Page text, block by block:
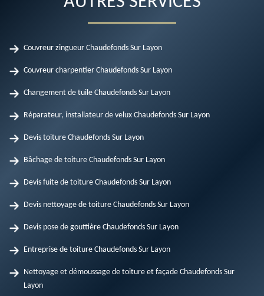
Couvreur zingueur Chaudefonds Sur Layon
Couvreur charpentier Chaudefonds Sur Layon
Changement de tuile Chaudefonds Sur Layon
Réparateur, installateur de velux Chaudefonds Sur Layon
Devis toiture Chaudefonds Sur Layon
Bâchage de toiture Chaudefonds Sur Layon
Devis fuite de toiture Chaudefonds Sur Layon
Devis nettoyage de toiture Chaudefonds Sur Layon
Devis pose de gouttière Chaudefonds Sur Layon
Entreprise de toiture Chaudefonds Sur Layon
Nettoyage et démoussage de toiture et façade Chaudefonds Sur
Layon